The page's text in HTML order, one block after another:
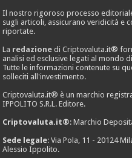
Il nostro rigoroso processo
sugli articoli, assicurano veridicità e
riportate.
La redazione di Criptovaluta.it®
analisi ed esclusive legati al mondo
Tutte le informazioni contenute su
solleciti all'investimento.
Criptovaluta.it® è un marchio
IPPOLITO S.R.L. Editore.
Criptovaluta.it®: Marchio
Sede legale: Via Pola, 11 - 20124
Alessio Ippolito.